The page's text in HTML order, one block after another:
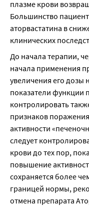
плазме крови
Большинство
аторвастатина в
клинических
До начала терапии,
начала применения
увеличения его дозы
показатели функции
контролировать
признаков
активности
следует
крови до тех пор,
повышение
сохраняется более
границей нормы,
отмена препарата